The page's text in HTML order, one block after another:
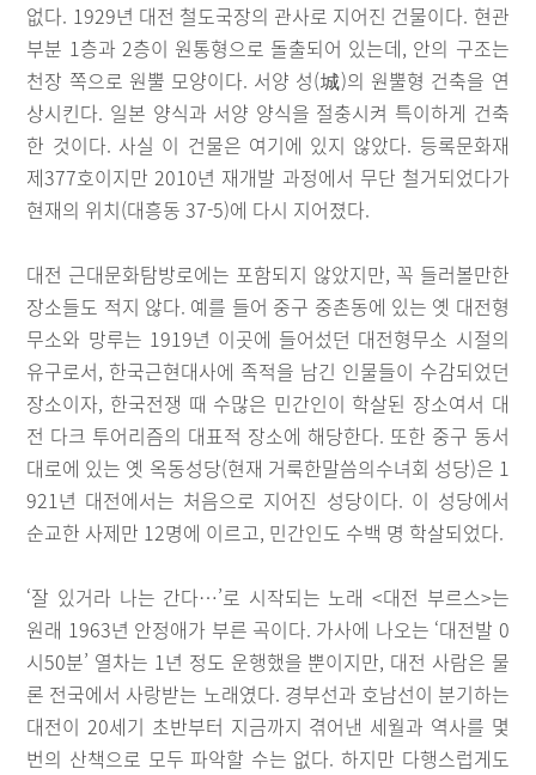
없다. 1929년 대전 철도국장의 관사로 지어진 건물이다. 현관
부분 1층과 2층이 원통형으로 돌출되어 있는데, 안의 구조는
천장 쪽으로 원뿔 모양이다. 서양 성(城)의 원뿔형 건축을 연
상시킨다. 일본 양식과 서양 양식을 절충시켜 특이하게 건축
한 것이다. 사실 이 건물은 여기에 있지 않았다. 등록문화재
제377호이지만 2010년 재개발 과정에서 무단 철거되었다가
현재의 위치(대흥동 37-5)에 다시 지어졌다.
대전 근대문화탐방로에는 포함되지 않았지만, 꼭 들러볼만한
장소들도 적지 않다. 예를 들어 중구 중촌동에 있는 옛 대전형
무소와 망루는 1919년 이곳에 들어섰던 대전형무소 시절의
유구로서, 한국근현대사에 족적을 남긴 인물들이 수감되었던
장소이자, 한국전쟁 때 수많은 민간인이 학살된 장소여서 대
전 다크 투어리즘의 대표적 장소에 해당한다. 또한 중구 동서
대로에 있는 옛 옥동성당(현재 거룩한말씀의수녀회 성당)은 1
921년 대전에서는 처음으로 지어진 성당이다. 이 성당에서
순교한 사제만 12명에 이르고, 민간인도 수백 명 학살되었다.
‘잘 있거라 나는 간다…’로 시작되는 노래 <대전 부르스>는
원래 1963년 안정애가 부른 곡이다. 가사에 나오는 ‘대전발 0
시50분’ 열차는 1년 정도 운행했을 뿐이지만, 대전 사람은 물
론 전국에서 사랑받는 노래였다. 경부선과 호남선이 분기하는
대전이 20세기 초반부터 지금까지 겪어낸 세월과 역사를 몇
번의 산책으로 모두 파악할 수는 없다. 하지만 다행스럽게도